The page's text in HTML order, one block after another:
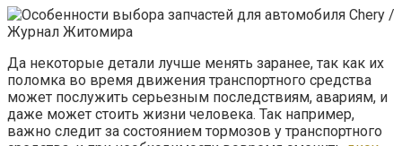
Да некоторые детали лучше менять заранее, так как их
поломка во время движения транспортного средства
может послужить серьезным последствиям, авариям, и
даже может стоить жизни человека. Так например,
важно следит за состоянием тормозов у транспортного